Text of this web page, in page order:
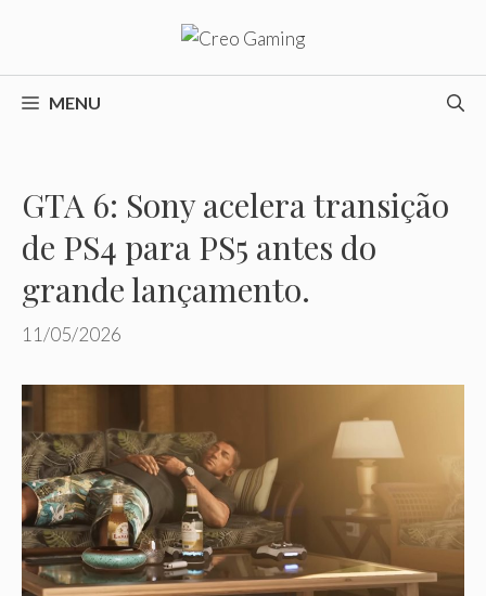
o
conteúdoMENU
GTA 6: Sony acelera transição
de PS4 para PS5 antes do
grande lançamento.
11/05/2026